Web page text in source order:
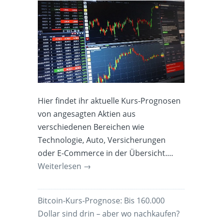
Hier findet ihr aktuelle Kurs-Prognosen
von angesagten Aktien aus
verschiedenen Bereichen wie
Technologie, Auto, Versicherungen
oder E-Commerce in der Übersicht.…
Weiterlesen →
Bitcoin-Kurs-Prognose: Bis 160.000
Dollar sind drin – aber wo nachkaufen?